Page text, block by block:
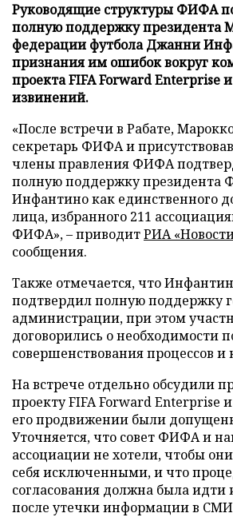
Руководящие структуры ФИФА
полную поддержку президента
федерации футбола Джанни
признания им ошибок вокруг
проекта FIFA Forward Enterprise
извинений.
«После встречи в Рабате,
секретарь ФИФА и
члены правления ФИФА
полную поддержку
Инфантино как единственного
лица, избранного 211
ФИФА», – приводитРИА
сообщения.
Также отмечается, что
подтвердил полную поддержку
администрации, при этом
договорились о необходимости
совершенствования процессов
На встрече отдельно обсудили
проекту FIFA Forward Enterprise
его продвижении были
Уточняется, что совет ФИФА и
ассоциации не хотели, чтобы
себя исключенными, и что
согласования должна была идти
после утечки информации в